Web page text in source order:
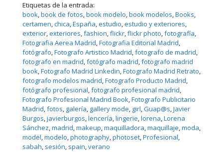
Etiquetas de la entrada:
book, book de fotos, book modelo, book modelos, Books ,
certamen, chica, España, estudio, estudio y exteriores ,
exterior, exteriores, fashion, flickr, flickr photo, fotografí­a ,
Fotografia Aerea Madrid, Fotografia Editorial Madrid ,
fotógrafo, Fotografo Artistico Madrid, fotografo de madrid ,
fotografo en madrid, fotógrafo madrid, fotografo madrid
book, Fotografo Madrid Linkedin, Fotografo Madrid Retrato ,
fotografo modelos madrid, Fotografo Producto Madrid ,
fotógrafo profesional, fotografo profesional madrid ,
Fotografo Profesional Madrid Book, Fotografo Publicitario
Madrid, fotos, galerí­a, gallery mode, girl, Guap@s, Javier
Burgos, javierburgos, lencerí­a, lingerie, lorena, Lorena
Sánchez, madrid, makeup, maquilladora, maquillaje, moda ,
model, modelo, photography, photoset, Profesional ,
sabah, sesión, spain, verano